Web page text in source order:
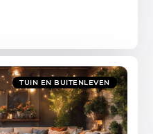
TUIN EN BUITENLEVEN